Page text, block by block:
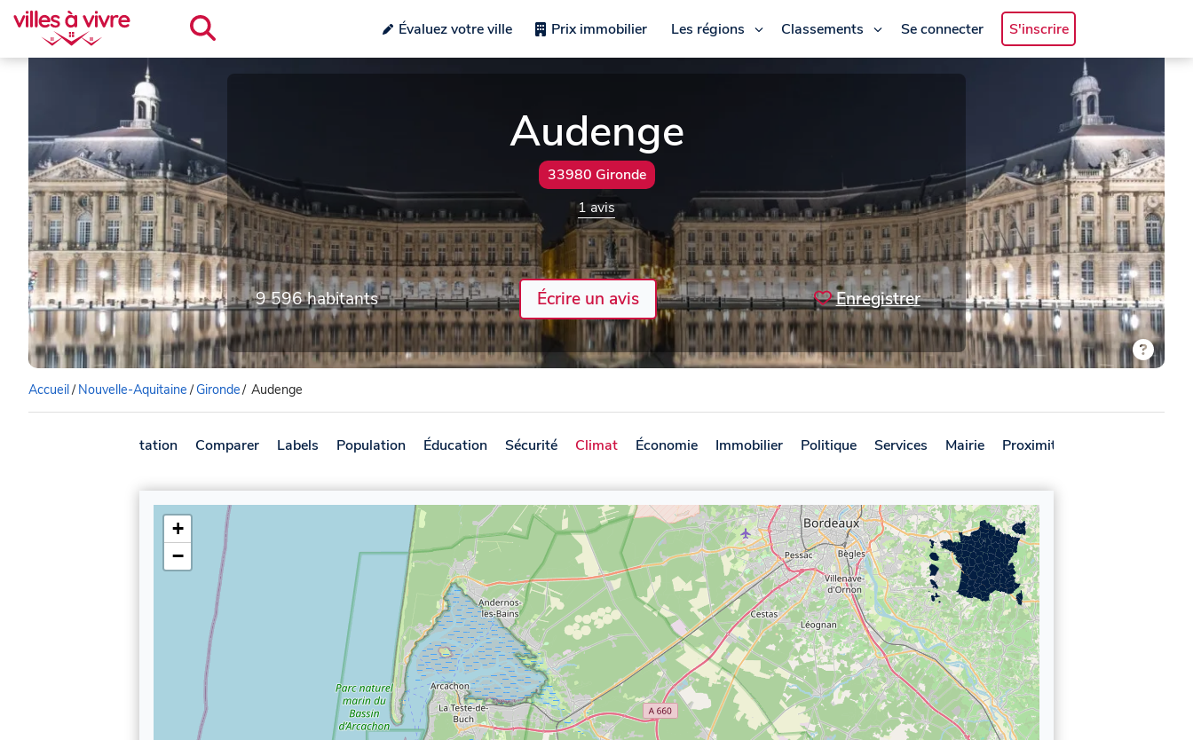
Évaluez votre ville Prix immobilier Les régions Classements Se connecter S'inscrire
Audenge
33980 Gironde
1 avis
9 596 habitants Écrire un avis Enregistrer
Accueil/ Nouvelle-Aquitaine/Gironde/ Audenge
Présentation Comparer Labels Population Éducation Sécurité Climat Économie Immobilier Politique Services Mairie Proximité
+
−